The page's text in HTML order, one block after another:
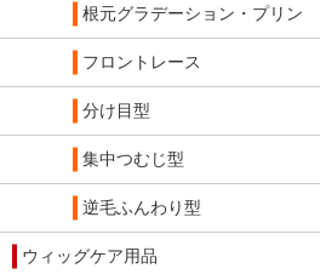
根元グラデーション・プリン
フロントレース
分け目型
集中つむじ型
逆毛ふんわり型
ウィッグケア用品